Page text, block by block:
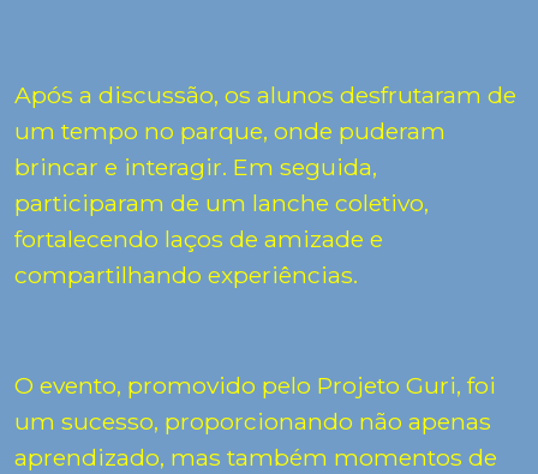
Após a discussão, os alunos desfrutaram de
um tempo no parque, onde puderam
brincar e interagir. Em seguida,
participaram de um lanche coletivo,
fortalecendo laços de amizade e
compartilhando experiências.
O evento, promovido pelo Projeto Guri, foi
um sucesso, proporcionando não apenas
aprendizado, mas também momentos de